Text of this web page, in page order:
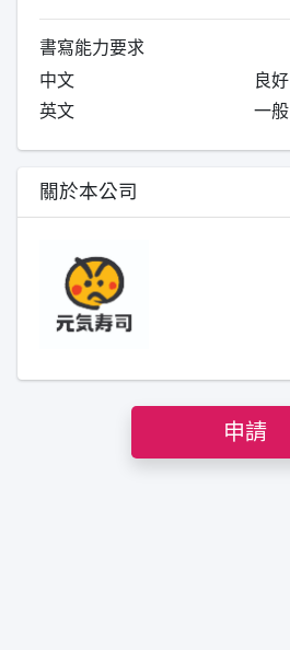
書寫能力要求
中文
良好
英文
一般
關於本公司
申請